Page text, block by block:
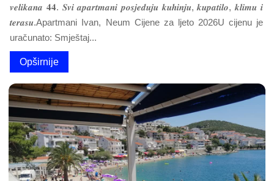
𝒗𝒆𝒍𝒊𝒌𝒂𝒏𝒂 𝟒𝟒. 𝑺𝒗𝒊 𝒂𝒑𝒂𝒓𝒕𝒎𝒂𝒏𝒊 𝒑𝒐𝒔𝒋𝒆𝒅𝒖𝒋𝒖 𝒌𝒖𝒉𝒊𝒏𝒋𝒖, 𝒌𝒖𝒑𝒂𝒕𝒊𝒍𝒐, 𝒌𝒍𝒊𝒎𝒖 𝒊
𝒕𝒆𝒓𝒂𝒔𝒖.Apartmani Ivan, Neum Cijene za ljeto 2026U cijenu je
uračunato: Smještaj...
Opširnije